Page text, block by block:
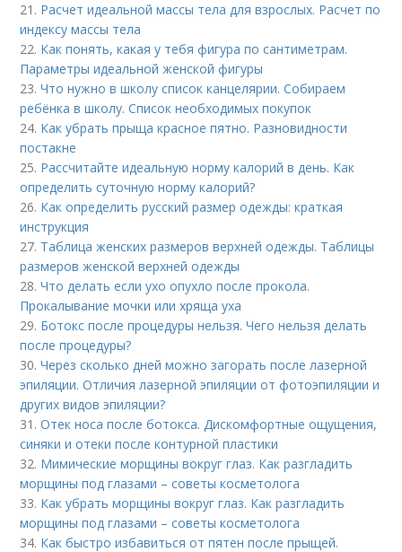
21. Расчет идеальной массы тела для взрослых. Расчет по
индексу массы тела
22. Как понять, какая у тебя фигура по сантиметрам.
Параметры идеальной женской фигуры
23.Что нужно в школу список канцелярии. Собираем
ребёнка в школу. Список необходимых покупок
24. Как убрать прыща красное пятно. Разновидности
постакне
25. Рассчитайте идеальную норму калорий в день. Как
определить суточную норму калорий?
26. Как определить русский размер одежды: краткая
инструкция
27. Таблица женских размеров верхней одежды. Таблицы
размеров женской верхней одежды
28.Что делать если ухо опухло после прокола.
Прокалывание мочки или хряща уха
29. Ботокс после процедуры нельзя. Чего нельзя делать
после процедуры?
30.Через сколько дней можно загорать после лазерной
эпиляции. Отличия лазерной эпиляции от фотоэпиляции и
других видов эпиляции?
31.Отек носа после ботокса. Дискомфортные ощущения,
синяки и отеки после контурной пластики
32. Мимические морщины вокруг глаз. Как разгладить
морщины под глазами – советы косметолога
33. Как убрать морщины вокруг глаз. Как разгладить
морщины под глазами – советы косметолога
34. Как быстро избавиться от пятен после прыщей.